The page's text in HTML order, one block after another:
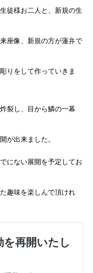
徒様お二人と、新規の生
座像、新規の方が蓮弁で
りをして作っていきま
裂し、目から鱗の一幕
が出来ました。
にない展開を予定してお
趣味を楽しんで頂けれ